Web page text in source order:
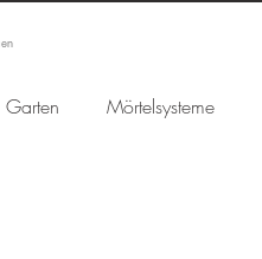
Mörtelsysteme